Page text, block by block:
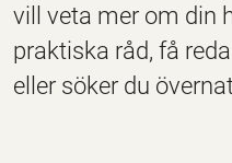
vill veta mer om din
praktiska råd, få
eller söker du